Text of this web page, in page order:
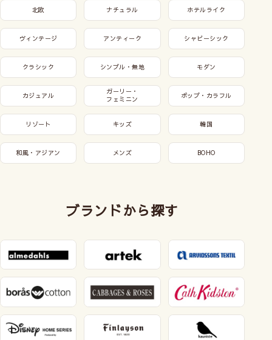
北欧 ナチュラル ホテルライク
ヴィンテージ アンティーク シャビーシック
クラシック シンプル・無地 モダン
カジュアル
ガーリー・
フェミニン
ポップ・カラフル
リゾート キッズ 韓国
和風・アジアン メンズ BOHO
ブランドから探す